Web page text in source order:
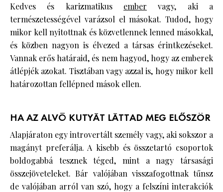
Kedves és karizmatikus ember vagy, aki a
természetességével varázsol el másokat. Tudod, hogy
mikor kell nyitottnak és közvetlennek lenned másokkal,
és közben nagyon is élvezed a társas érintkezéseket.
Vannak erős határaid, és nem hagyod, hogy az emberek
átlépjék azokat. Tisztában vagy azzal is, hogy mikor kell
határozottan fellépned mások ellen.
HA AZ ALVÓ KUTYÁT LÁTTAD MEG ELŐSZÖR
Alapjáraton egy introvertált személy vagy, aki sokszor a
magányt preferálja. A kisebb és összetartó csoportok
boldogabbá tesznek téged, mint a nagy társasági
összejöveteleket. Bár valójában visszafogottnak tűnsz
de valójában arról van szó, hogy a felszíni interakciók